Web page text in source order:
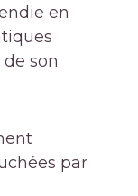
en
son
par